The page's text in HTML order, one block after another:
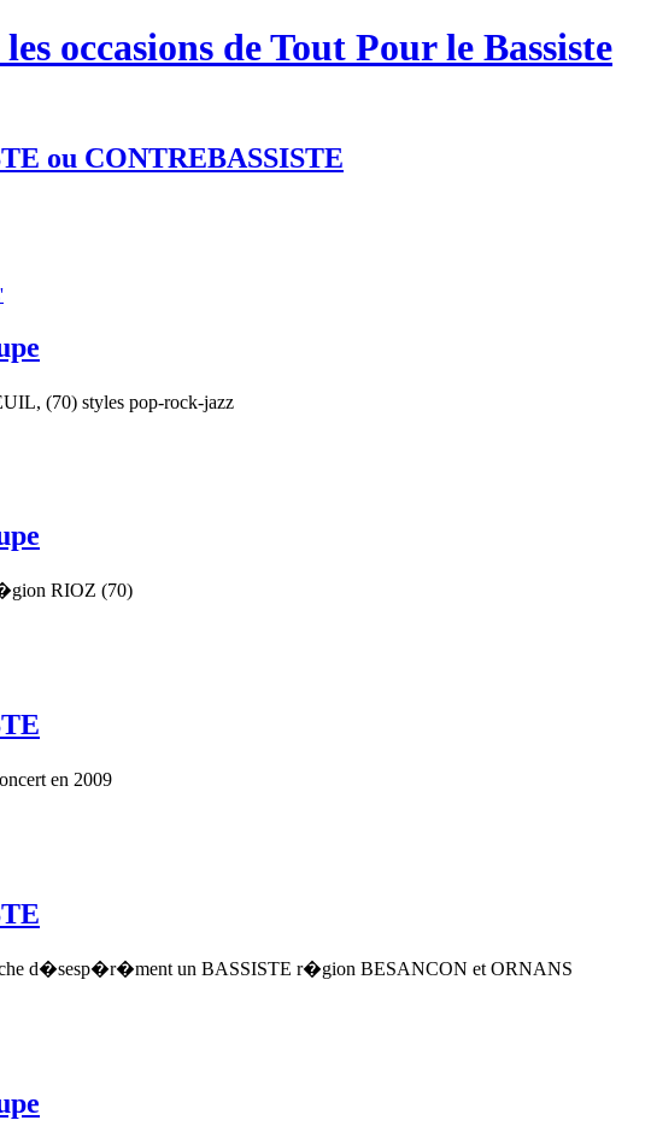
occasions de Tout Pour le Bassiste
ou CONTREBASSISTE
(70) styles pop-rock-jazz
RIOZ (70)
en 2009
d�sesp�r�ment un BASSISTE r�gion BESANCON et ORNANS